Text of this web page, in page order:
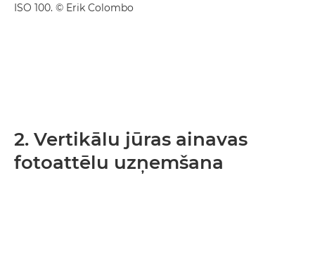
ISO 100. © Erik Colombo
2. Vertikālu jūras ainavas
fotoattēlu uzņemšana